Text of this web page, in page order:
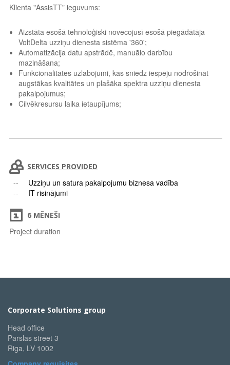
Klienta "AssisTT" ieguvums:
Aizstāta esošā tehnoloģiski novecojusī esošā piegādātāja
VoltDelta uzziņu dienesta sistēma '360';
Automatizācija datu apstrādē, manuālo darbību
mazināšana;
Funkcionalitātes uzlabojumi, kas sniedz iespēju nodrošināt
augstākas kvalitātes un plašāka spektra uzziņu dienesta
pakalpojumus;
Cilvēkresursu laika ietaupījums;
SERVICES PROVIDED
Uzziņu un satura pakalpojumu biznesa vadība
IT risinājumi
6 MĒNEŠI
Project duration
Corporate Solutions group
Head office
Parslas street 3
Riga, LV 1002